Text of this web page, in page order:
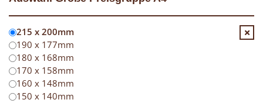
215 x 200mm
190 x 177mm
180 x 168mm
170 x 158mm
160 x 148mm
150 x 140mm